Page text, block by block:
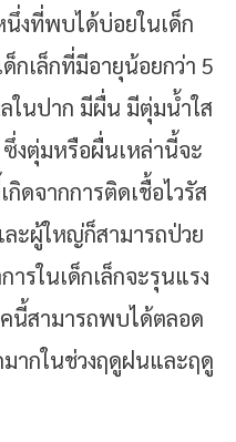
งที่พบได้บ่อยในเด็ก
กเล็กที่มีอายุน้อยกว่า 5
ในปาก มีผื่น มีตุ่มน้ำใส
งตุ่มหรือผื่นเหล่านี้จะ
ดจากการติดเชื้อไวรัส
ะผู้ใหญ่ก็สามารถป่วย
ารในเด็กเล็กจะรุนแรง
นี้สามารถพบได้ตลอด
ากในช่วงฤดูฝนและฤดู